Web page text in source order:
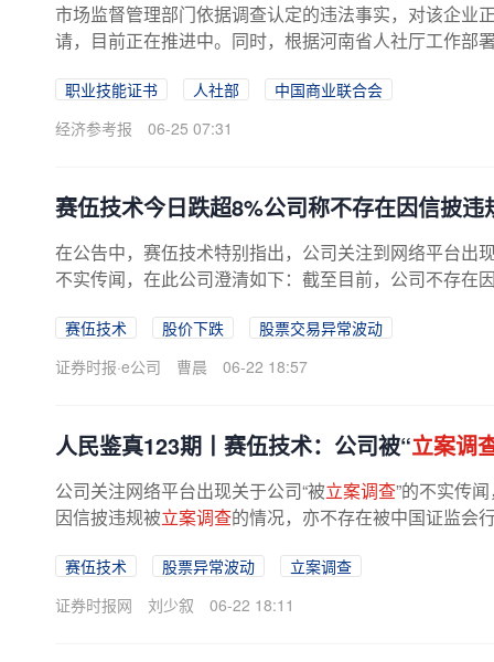
市场监督管理部门依据调查认定的违法事实，对该企业
请，目前正在推进中。同时，根据河南省人社厅工作部
职业技能证书 人社部
中国商业联合会
经济参考报
06-25 07:31
赛伍技术今日跌超8%公司称不存在因信披违
在公告中，赛伍技术特别指出，公司关注到网络平台出
不实传闻，在此公司澄清如下：截至目前，公司不存在
赛伍技术 股价下跌
股票交易异常波动
证券时报·e公司
曹晨 06-22 18:57
人民鉴真123期丨赛伍技术：公司被“立案调
公司关注网络平台出现关于公司“被立案调查”的不实传
因信披违规被立案调查的情况，亦不存在被中国证监会
赛伍技术 股票异常波动
立案调查
证券时报网
刘少叙 06-22 18:11